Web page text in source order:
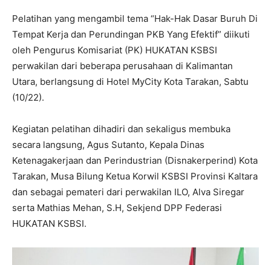
Pelatihan yang mengambil tema “Hak-Hak Dasar Buruh Di
Tempat Kerja dan Perundingan PKB Yang Efektif” diikuti
oleh Pengurus Komisariat (PK) HUKATAN KSBSI
perwakilan dari beberapa perusahaan di Kalimantan
Utara, berlangsung di Hotel MyCity Kota Tarakan, Sabtu
(10/22).
Kegiatan pelatihan dihadiri dan sekaligus membuka
secara langsung, Agus Sutanto, Kepala Dinas
Ketenagakerjaan dan Perindustrian (Disnakerperind) Kota
Tarakan, Musa Bilung Ketua Korwil KSBSI Provinsi Kaltara
dan sebagai pemateri dari perwakilan ILO, Alva Siregar
serta Mathias Mehan, S.H, Sekjend DPP Federasi
HUKATAN KSBSI.